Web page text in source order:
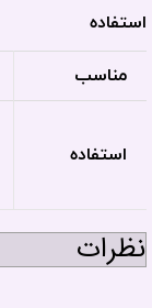
استفاده
مناسب
استفاده
نظرات